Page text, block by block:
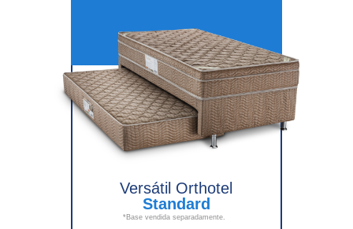
Versátil Orthotel
Standard
*Base vendida separadamente.